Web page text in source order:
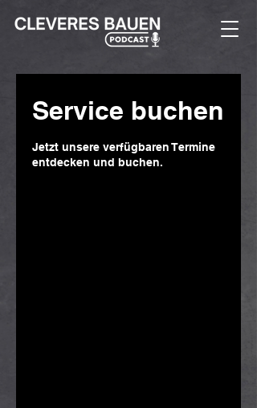
Service buchen
Jetzt unsere verfügbaren Termine
entdecken und buchen.